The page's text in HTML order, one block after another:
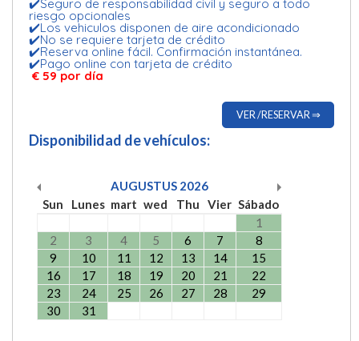
✔️Seguro de responsabilidad civil y seguro a todo
riesgo opcionales
✔️Los vehiculos disponen de aire acondicionado
✔️No se requiere tarjeta de crédito
✔️Reserva online fácil. Confirmación instantánea.
✔️Pago online con tarjeta de crédito
€ 59 por día
VER /RESERVAR ⇒
Disponibilidad de vehículos:
AUGUSTUS 2026
Sun
Lunes mart wed Thu Vier Sábado
1
2
3 4 5 6 7
8
9
10 11 12 13 14
15
16
17 18 19 20 21
22
23
24 25 26 27 28
29
30
31